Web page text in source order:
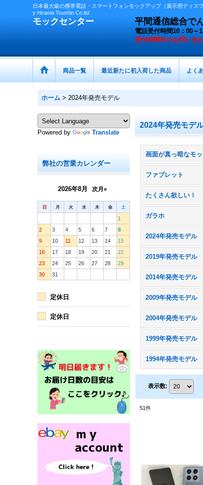
日本最大級の携帯電話・スマートフォンモックアップ（展示用デ
y Hirama Tsushin Co.ltd
モックセンター 平間通信総合で
電話受付時間10：00
受付時間外のお問い合
商品一覧 最近新たに初入荷した商品 よく
ホーム > 2024年発売モデル
Powered by Translate
弊社の営業カレンダー
2026年8月 次月»
日 月 火 水 木 金 土
1
2
3 4 5 6 7
8
9
10 11 12 13 14
15
16
17 18 19 20 21
22
23
24 25 26 27 28
29
30
31
定休日
定休日
2024年発売モデ
画面が真っ暗なモ
ファブレット
たくさん欲しい！
ガラホ
2024年発売モデル
2019年発売モデル
2014年発売モデル
2009年発売モデル
2004年発売モデル
1999年発売モデル
1994年発売モデル
表示数:
51件